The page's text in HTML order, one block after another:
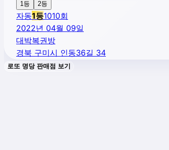
1등 2등
자동1등1010회
2022년 04월 09일
대박복권방
경북 구미시 인동36길 34
로또 명당 판매점 보기